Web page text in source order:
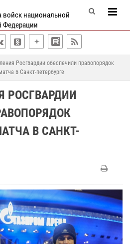
войск национальной
Федерации
Росгвардии обеспечили правопорядок
в Санкт-петербурге
РОСГВАРДИИ
В САНКТ-